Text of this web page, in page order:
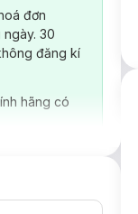
đơn
30
đăng kí
hãng có